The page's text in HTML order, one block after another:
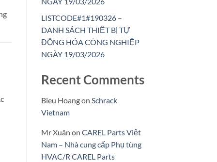
LISTCODE#1#190326 –
DANH SÁCH THIẾT BỊ TỰ
ĐỘNG HÓA CÔNG NGHIỆP
NGÀY 19/03/2026
Recent Comments
Bieu Hoangon Schrack
Vietnam
Mr Xuân on CAREL Parts Việt
Nam – Nhà cung cấp Phụ tùng
HVAC/R CAREL Parts